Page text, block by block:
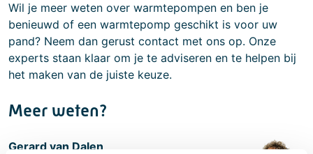
Wil je meer weten over warmtepompen en ben je
benieuwd of een warmtepomp geschikt is voor uw
pand? Neem dan gerust contact met ons op. Onze
experts staan klaar om je te adviseren en te helpen bij
het maken van de juiste keuze.
Meer weten?
Gerard van Dalen